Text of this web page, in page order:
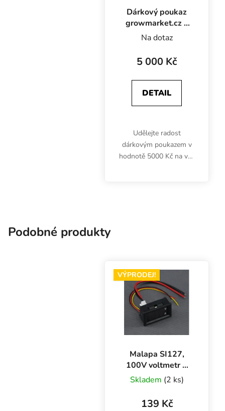
Dárkový poukaz
growmarket.cz v
hodnotě 5000 Kč
Na dotaz
5 000 Kč
DETAIL
Udělejte radost
dárkovým poukazem v
hodnotě 5000 Kč na vše
Podobné produkty
VÝPRODEJ!
Malapa SI127,
100V voltmetr +
10A ampérmetr
digitální panelový
Skladem (2 ks)
139 Kč